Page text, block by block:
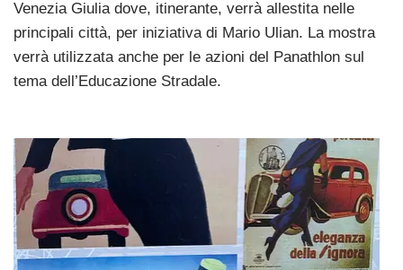
Venezia Giulia dove, itinerante, verrà allestita nelle
principali città, per iniziativa di Mario Ulian. La mostra
verrà utilizzata anche per le azioni del Panathlon sul
tema dell’Educazione Stradale.